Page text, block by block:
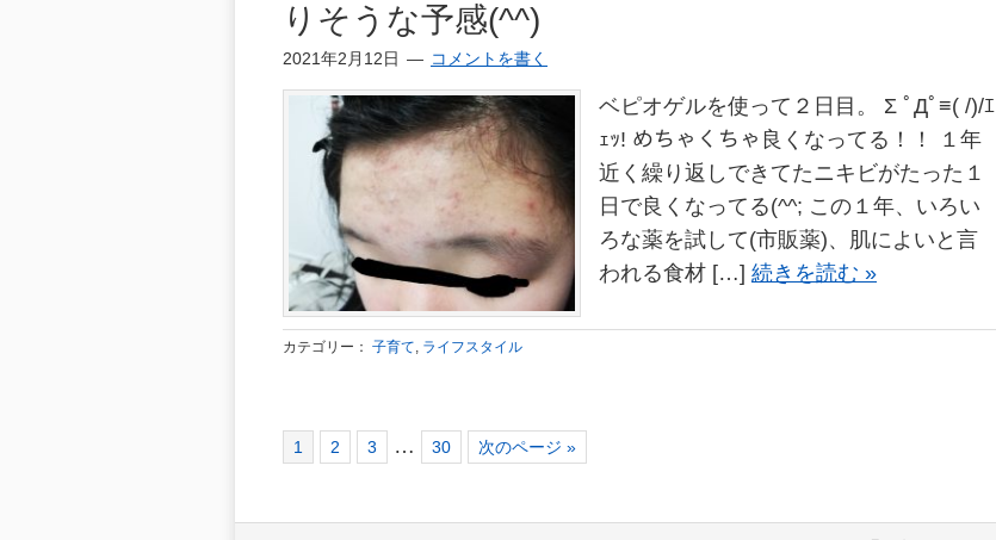
りそうな予感(^^)
2021年2月12日 コメントを書く
ベピオゲルを使って２日目。 Σ ﾟДﾟ≡( /)/ｴ
ｪｯ! めちゃくちゃ良くなってる！！ １年
近く繰り返しできてたニキビがたった１
日で良くなってる(^^; この１年、いろい
ろな薬を試して(市販薬)、肌によいと言
われる食材 […] 続きを読む »
カテゴリー： 子育て, ライフスタイル
ペ
ー
1
ペ
ー
2
ペ
ー
3
Interim
…
ペ
ー
30
移
動
次のページ »